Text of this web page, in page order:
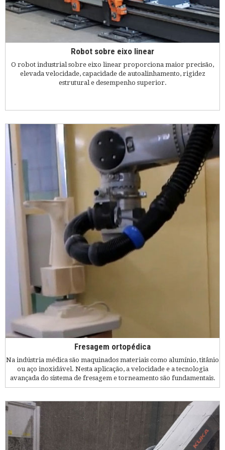
Robot sobre eixo linear
O robot industrial sobre eixo linear proporciona maior precisão,
elevada velocidade, capacidade de autoalinhamento, rigidez
estrutural e desempenho superior.
Fresagem ortopédica
Na indústria médica são maquinados materiais como alumínio, titânio
ou aço inoxidável. Nesta aplicação, a velocidade e a tecnologia
avançada do sistema de fresagem e torneamento são fundamentais.